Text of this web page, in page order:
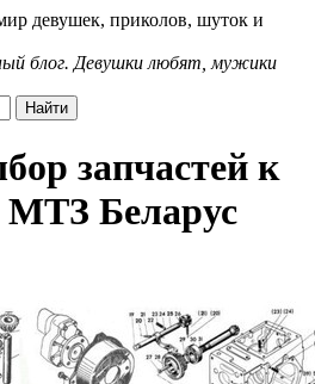
девушек, приколов, шуток и
блог. Девушки любят, мужики
запчастей к
МТЗ Беларус